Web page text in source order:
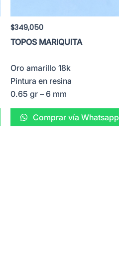
$349,050
TOPOS MARIQUITA
Oro amarillo 18k
Pintura en resina
0.65 gr – 6 mm
Comprar vía Whatsapp